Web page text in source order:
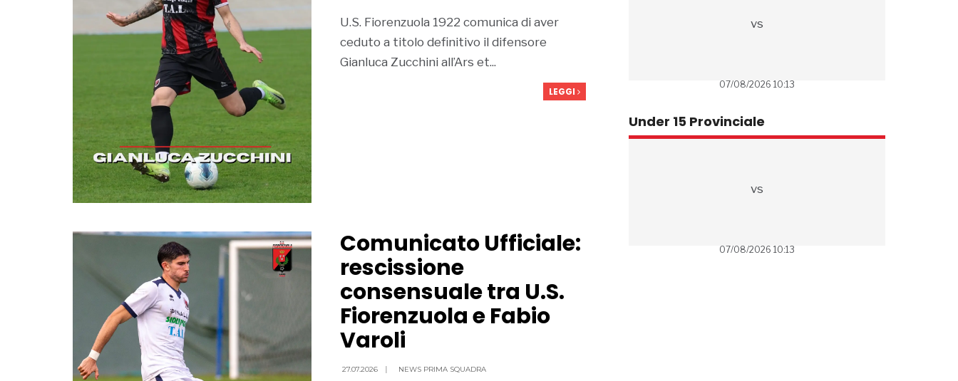
U.S. Fiorenzuola 1922 comunica di aver
ceduto a titolo definitivo il difensore
Gianluca Zucchini all’Ars et...
LEGGI
Comunicato Ufficiale:
rescissione
consensuale tra U.S.
Fiorenzuola e Fabio
Varoli
27.07.2026 NEWS PRIMA SQUADRA
vs
07/08/2026 10:13
Under 15 Provinciale
vs
07/08/2026 10:13